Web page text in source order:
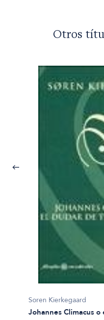
Otros
Soren Kierkegaard
Johannes Climacus